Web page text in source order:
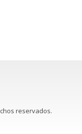
reservados.